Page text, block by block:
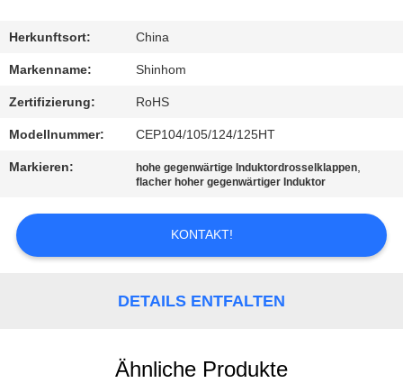
KONTAKTIEREN
SIE
UNS
NEUIGKEITEN
RECHTSSACHEN
ANGEBOT
ANFORDERN
Herkunftsort: China
Markenname: Shinhom
Zertifizierung: RoHS
Modellnummer: CEP104/105/124/125HT
Markieren: hohe gegenwärtige Induktordrosselklappen,
flacher hoher gegenwärtiger Induktor
KONTAKT!
DETAILS ENTFALTEN
Ähnliche Produkte